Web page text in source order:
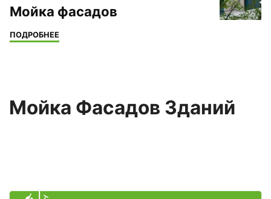
Мойка фасадов
ПОДРОБНЕЕ
Мойка Фасадов Зданий